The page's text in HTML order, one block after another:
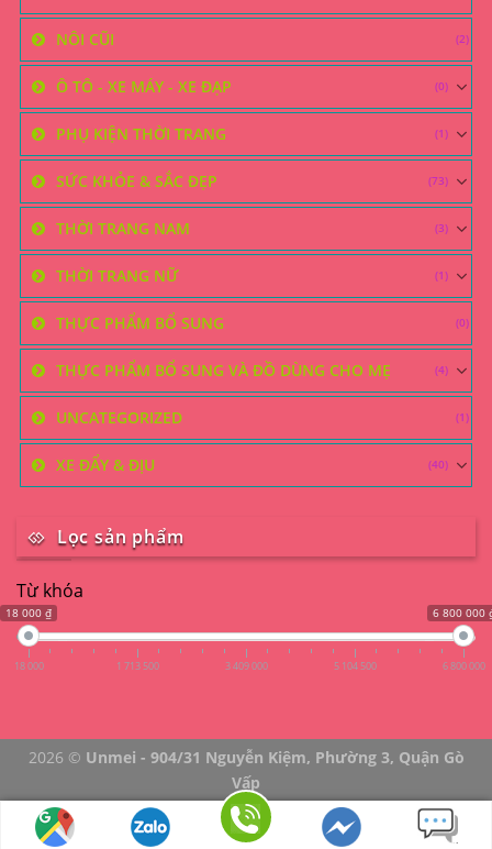
NÔI CŨI (2)
Ô TÔ - XE MÁY - XE ĐẠP (0)
PHỤ KIỆN THỜI TRANG (1)
SỨC KHỎE & SẮC ĐẸP (73)
THỜI TRANG NAM (3)
THỜI TRANG NỮ (1)
THỰC PHẨM BỔ SUNG (0)
THỰC PHẨM BỔ SUNG VÀ ĐỒ DÙNG CHO MẸ (4)
UNCATEGORIZED (1)
XE ĐẨY & ĐỊU (40)
Lọc sản phẩm
Từ khóa
18 000 ₫ 6 800 000
18 000 1 713 500 3 409 000 5 104 500 6 800 000
2026 © Unmei - 904/31 Nguyễn Kiệm, Phường 3, Quận Gò
Vấp